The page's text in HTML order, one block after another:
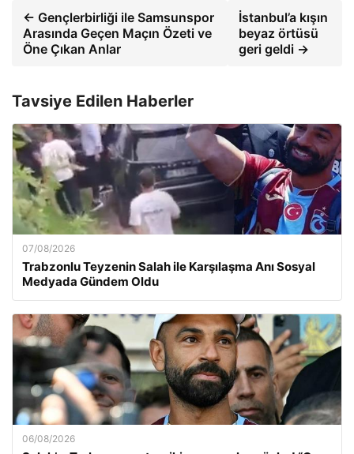
← Gençlerbirliği ile Samsunspor
Arasında Geçen Maçın Özeti ve
Öne Çıkan Anlar
İstanbul’a kışın
beyaz örtüsü
geri geldi →
Tavsiye Edilen Haberler
07/08/2026
Trabzonlu Teyzenin Salah ile Karşılaşma Anı Sosyal
Medyada Gündem Oldu
06/08/2026